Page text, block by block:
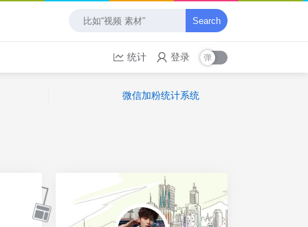
Search
统计 登录
微信加粉统计系统